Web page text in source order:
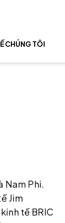
CHÚNG TÔI
Nam Phi.
Jim
tế BRIC